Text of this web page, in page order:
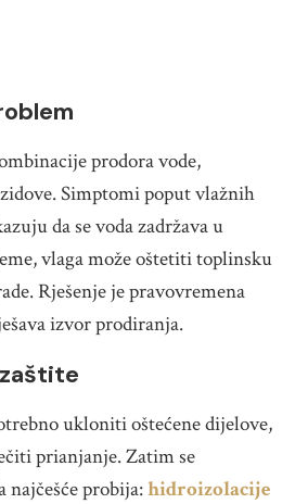
prodora vode,
Simptomi poput vlažnih
da se voda zadržava u
vlaga može oštetiti toplinsku
Rješenje je pravovremena
izvor prodiranja.
ukloniti oštećene dijelove,
prianjanje. Zatim se
najčešće probija:hidroizolacije